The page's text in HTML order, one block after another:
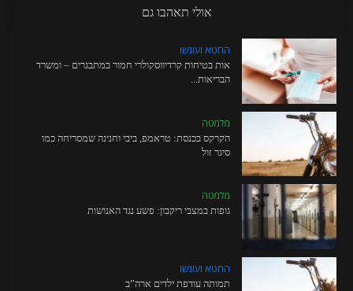
אולי תאהבו גם
החטא ועונשו
אות בטיחות קרדיווסקולרי חמור במתבגרים – ומשרד
הבריאות...
מלמטה
הקרקס בכנסת: טראמפ, ביבי וחנינה שמסריחה כמו
סיגר זול
מלמטה
גופות במצבי ריקבון: פשע נגד האנושות
החטא ועונשו
תמותה עודפת ילדים ארה”ב